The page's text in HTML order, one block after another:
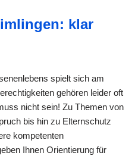
klar
spielt sich am
gehören leider oft
nicht sein! Zu Themen von
bis hin zu Elternschutz
kompetenten
Ihnen Orientierung für